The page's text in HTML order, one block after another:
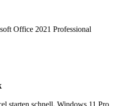
Office 2021 Professional